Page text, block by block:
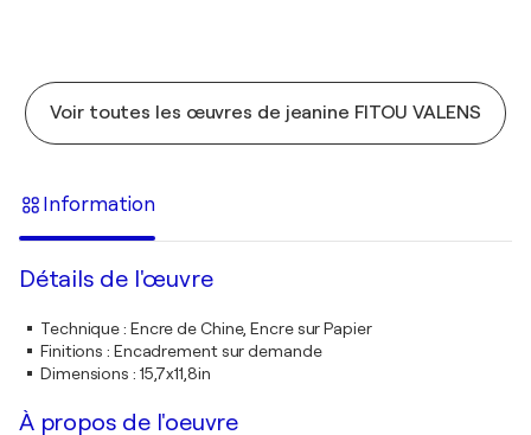
Voir toutes les œuvres de jeanine FITOU VALENS
Information
Détails de l'œuvre
Technique: Encre de Chine, Encre sur Papier
Finitions : Encadrement sur demande
Dimensions : 15,7x11,8in
À propos de l'oeuvre